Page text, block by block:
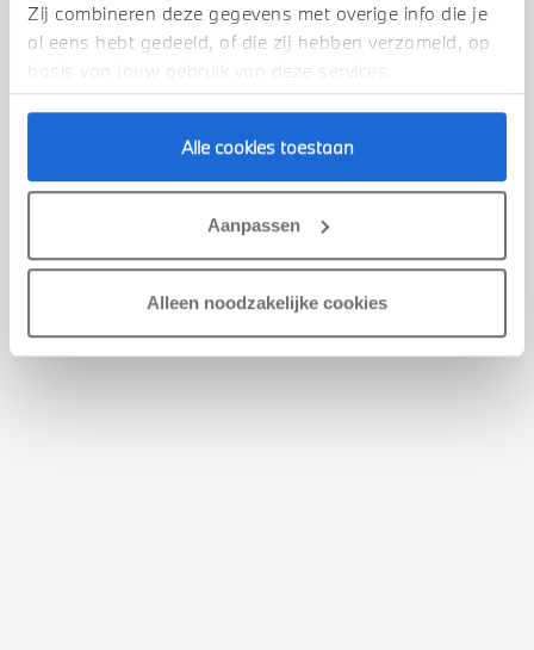
Zij combineren deze gegevens met overige info die je
al eens hebt gedeeld, of die zij hebben verzameld, op
basis van jouw gebruik van deze services.
Alle cookies toestaan
Aanpassen
Alleen noodzakelijke cookies